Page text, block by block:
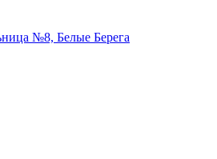
№8, Белые Берега